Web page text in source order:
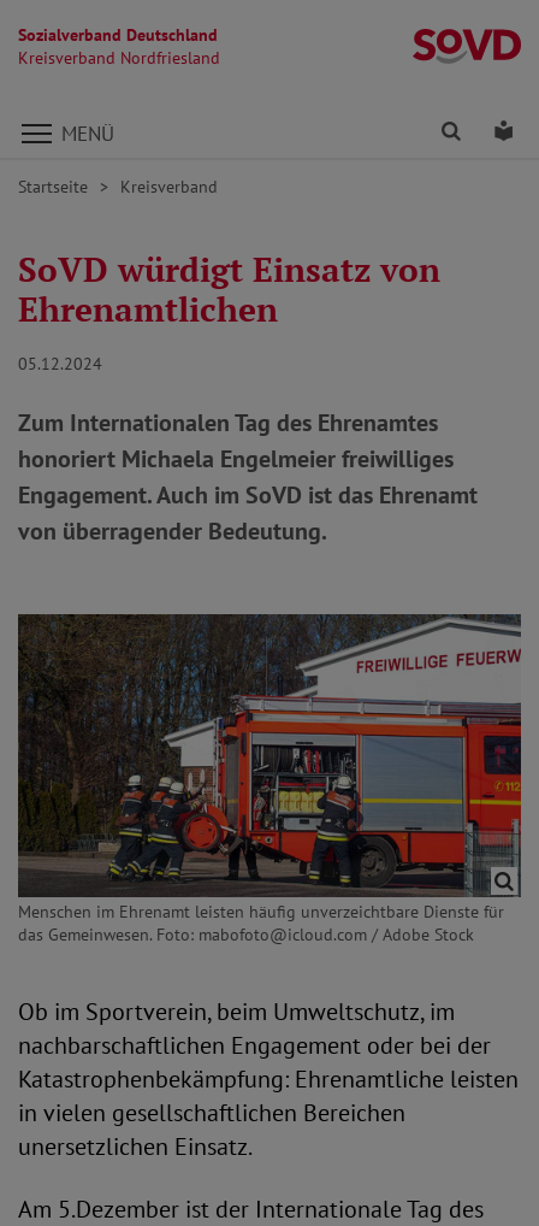
Sozialverband Deutschland
Kreisverband Nordfriesland
Direkt zu den Inhalten springen
MENÜ Finden
Startseite Kreisverband
SoVD würdigt Einsatz von
Ehrenamtlichen
05.12.2024
Zum Internationalen Tag des Ehrenamtes
honoriert Michaela Engelmeier freiwilliges
Engagement. Auch im SoVD ist das Ehrenamt
von überragender Bedeutung.
Menschen im Ehrenamt leisten häufig unverzeichtbare Dienste für
das Gemeinwesen. Foto: mabofoto@icloud.com / Adobe Stock
Ob im Sportverein, beim Umweltschutz, im
nachbarschaftlichen Engagement oder bei der
Katastrophenbekämpfung: Ehrenamtliche leisten
in vielen gesellschaftlichen Bereichen
unersetzlichen Einsatz.
Am 5.Dezember ist der Internationale Tag des